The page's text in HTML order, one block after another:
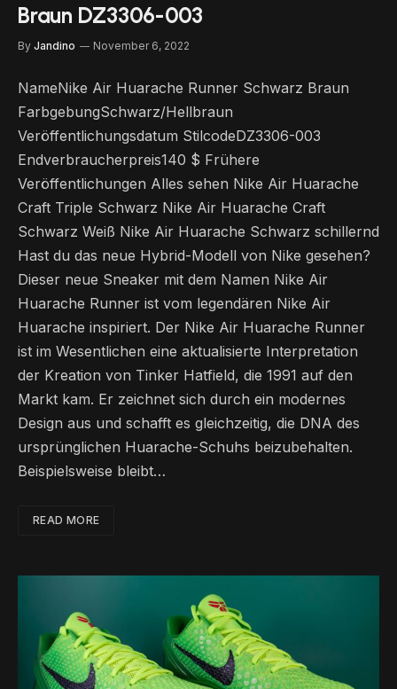
Braun DZ3306-003
By Jandino November 6, 2022
NameNike Air Huarache Runner Schwarz Braun
FarbgebungSchwarz/Hellbraun
Veröffentlichungsdatum StilcodeDZ3306-003
Endverbraucherpreis140 $ Frühere
Veröffentlichungen Alles sehen Nike Air Huarache
Craft Triple Schwarz Nike Air Huarache Craft
Schwarz Weiß Nike Air Huarache Schwarz schillernd
Hast du das neue Hybrid-Modell von Nike gesehen?
Dieser neue Sneaker mit dem Namen Nike Air
Huarache Runner ist vom legendären Nike Air
Huarache inspiriert. Der Nike Air Huarache Runner
ist im Wesentlichen eine aktualisierte Interpretation
der Kreation von Tinker Hatfield, die 1991 auf den
Markt kam. Er zeichnet sich durch ein modernes
Design aus und schafft es gleichzeitig, die DNA des
ursprünglichen Huarache-Schuhs beizubehalten.
Beispielsweise bleibt…
READ MORE